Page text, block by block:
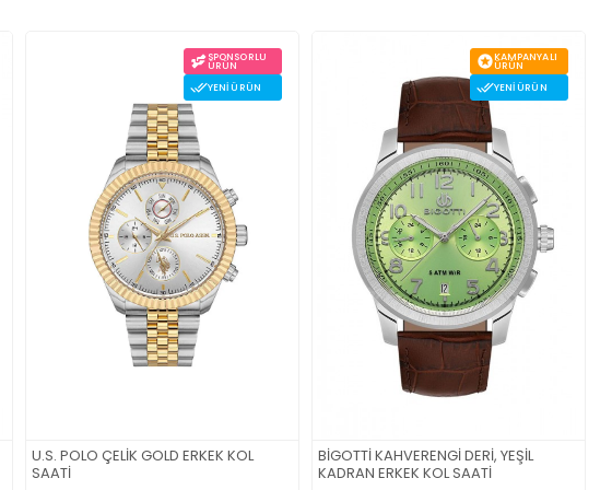
SPONSORLU
ÜRÜN
YENI ÜRÜN
U.S. POLO ÇELİK GOLD ERKEK KOL
SAATİ
KAMPANYALI
ÜRÜN
YENI ÜRÜN
BİGOTTİ KAHVERENGİ DERİ, YEŞİL
KADRAN ERKEK KOL SAATİ